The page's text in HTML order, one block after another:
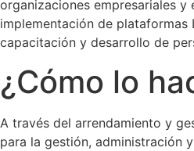
organizaciones empresariales y
implementación de plataformas
capacitación y desarrollo de
¿Cómo lo
A través del arrendamiento y
para la gestión, administración